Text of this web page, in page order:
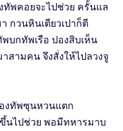
ทัพคอยจะไปช่วย ครั้นแล
กวนหินเตียวเปาก็ตี
บกทัพเรือ ปองสิบเห็น
สามคน จึงสั่งให้ไปลวงจู
งทัพซุนหวนแตก
นไปช่วย พอมีทหารมาบ